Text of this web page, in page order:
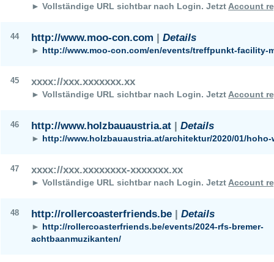
► Vollständige URL sichtbar nach Login. Jetzt Account
44 http://www.moo-con.com | Details
► http://www.moo-con.com/en/events/treffpunkt-facility-
45 xxxx://xxx.xxxxxxx.xx
► Vollständige URL sichtbar nach Login. Jetzt Account
46 http://www.holzbauaustria.at | Details
► http://www.holzbauaustria.at/architektur/2020/01/
47 xxxx://xxx.xxxxxxxx-xxxxxxx.xx
► Vollständige URL sichtbar nach Login. Jetzt Account
48 http://rollercoasterfriends.be | Details
► http://rollercoasterfriends.be/events/2024-rfs-bremer-
achtbaanmuzikanten/